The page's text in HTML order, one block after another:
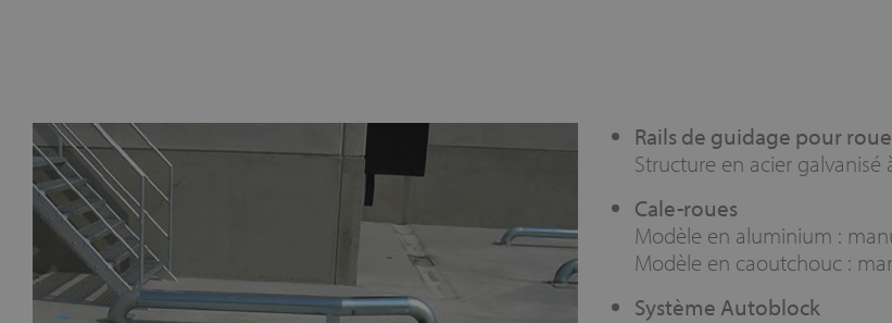
Rails de guidage pour
Structure en acier
Cale-roues
Modèle en aluminium :
Modèle en caoutchouc :
Système Autoblock